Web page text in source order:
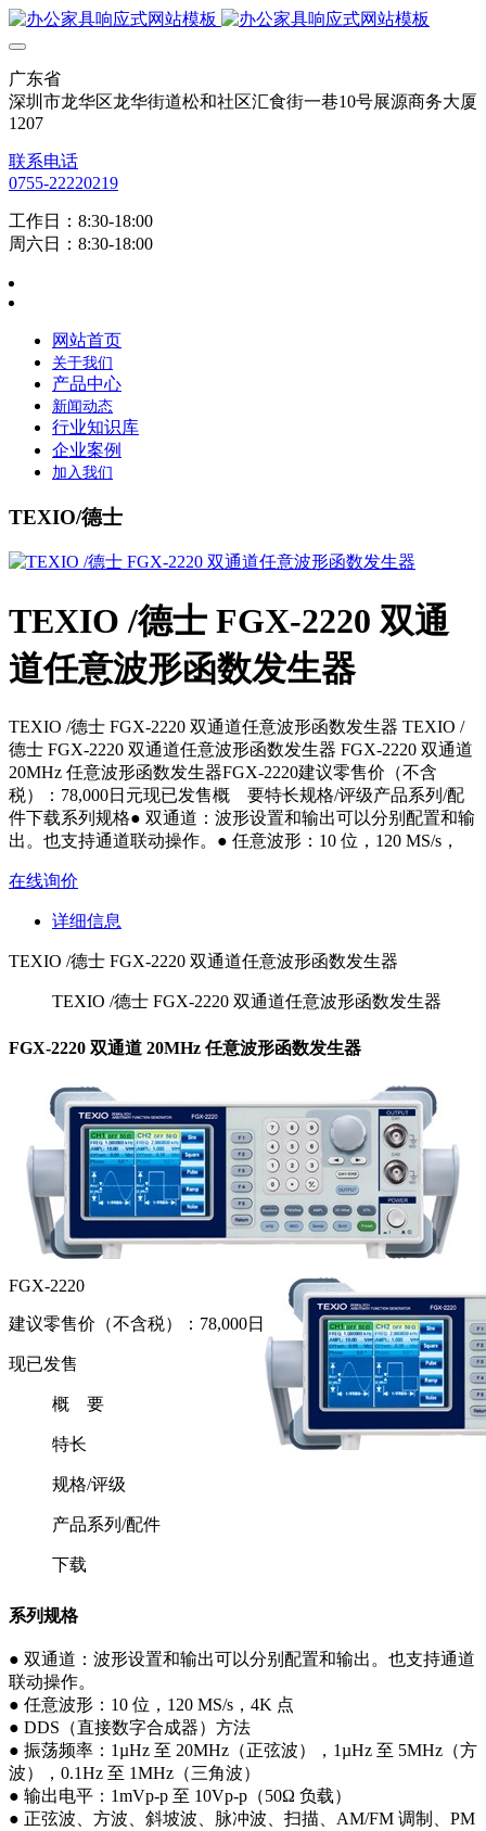
广东省
深圳市龙华区龙华街道松和社区汇食街一巷10号展源商务大厦
1207
联系电话
0755-22220219
工作日：8:30-18:00
周六日：8:30-18:00
网站首页
关于我们
产品中心
新闻动态
行业知识库
企业案例
加入我们
TEXIO/德士
TEXIO /德士 FGX-2220 双通
道任意波形函数发生器
TEXIO /德士 FGX-2220 双通道任意波形函数发生器 TEXIO /
德士 FGX-2220 双通道任意波形函数发生器 FGX-2220 双通道
20MHz 任意波形函数发生器FGX-2220建议零售价（不含
税）：78,000日元现已发售概 要特长规格/评级产品系列/配
件下载系列规格● 双通道：波形设置和输出可以分别配置和输
出。也支持通道联动操作。● 任意波形：10 位，120 MS/s，
在线询价
详细信息
TEXIO /德士 FGX-2220 双通道任意波形函数发生器
TEXIO /德士 FGX-2220 双通道任意波形函数发生器
FGX-2220 双通道 20MHz 任意波形函数发生器
FGX-2220
建议零售价（不含税）：78,000日元
现已发售
概 要
特长
规格/评级
产品系列/配件
下载
系列规格
● 双通道：波形设置和输出可以分别配置和输出。也支持通道
联动操作。
● 任意波形：10 位，120 MS/s，4K 点
● DDS（直接数字合成器）方法
● 振荡频率：1µHz 至 20MHz（正弦波），1µHz 至 5MHz（方
波），0.1Hz 至 1MHz（三角波）
● 输出电平：1mVp-p 至 10Vp-p（50Ω 负载）
● 正弦波、方波、斜坡波、脉冲波、扫描、AM/FM 调制、PM